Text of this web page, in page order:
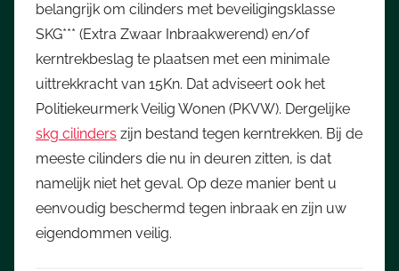
belangrijk om cilinders met beveiligingsklasse
SKG*** (Extra Zwaar Inbraakwerend) en/of
kerntrekbeslag te plaatsen met een minimale
uittrekkracht van 15Kn. Dat adviseert ook het
Politiekeurmerk Veilig Wonen (PKVW). Dergelijke
skg cilinders zijn bestand tegen kerntrekken. Bij de
meeste cilinders die nu in deuren zitten, is dat
namelijk niet het geval. Op deze manier bent u
eenvoudig beschermd tegen inbraak en zijn uw
eigendommen veilig.